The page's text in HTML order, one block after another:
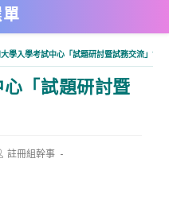
學入學考試中心「試題研討暨試務交流」會議
「試題研討暨
註冊組幹事